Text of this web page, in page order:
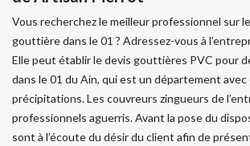
Vous recherchez le meilleur professionnel sur
gouttière dans le 01 ? Adressez-vous à
Elle peut établir le devis gouttières PVC pour
dans le 01 du Ain, qui est un département avec
précipitations. Les couvreurs zingueurs de
professionnels aguerris. Avant la pose du
sont à l’écoute du désir du client afin de